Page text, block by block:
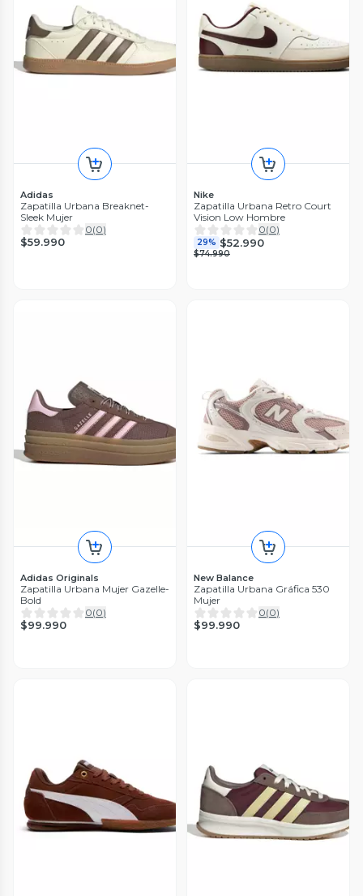
Adidas
Zapatilla Urbana Breaknet-
Sleek Mujer
0(0)
$59.990
Nike
Zapatilla Urbana Retro Court
Vision Low Hombre
0(0)
29% $52.990
$74.990
Adidas Originals
Zapatilla Urbana Mujer Gazelle-
Bold
0(0)
$99.990
New Balance
Zapatilla Urbana Gráfica 530
Mujer
0(0)
$99.990